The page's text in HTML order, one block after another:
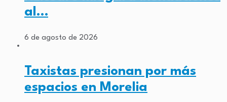
al…
6 de agosto de 2026
Taxistas presionan por más
espacios en Morelia